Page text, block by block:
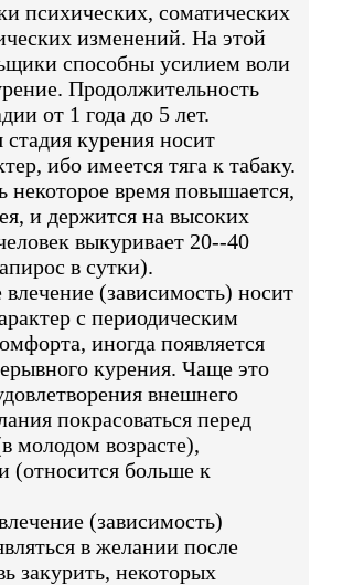
психических, соматических
изменений. На этой
способны усилием воли
Продолжительность
от 1 года до 5 лет.
курения носит
ибо имеется тяга к табаку.
некоторое время повышается,
и держится на высоких
выкуривает 20--40
в сутки).
(зависимость) носит
с периодическим
иногда появляется
курения. Чаще это
внешнего
покрасоваться перед
молодом возрасте),
больше к
(зависимость)
в желании после
закурить, некоторых